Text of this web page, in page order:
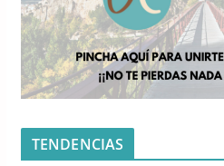
TENDENCIAS